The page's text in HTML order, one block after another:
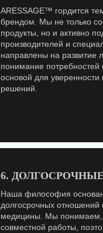
ARESSAGE™ гордится
брендом. Мы не только
продукты, но и активно
производителей и
направлены на развитие
понимание потребностей
основой для
решений.
6.
Наша философия
долгосрочных отношений
медицины. Мы понимаем,
совместной работы,